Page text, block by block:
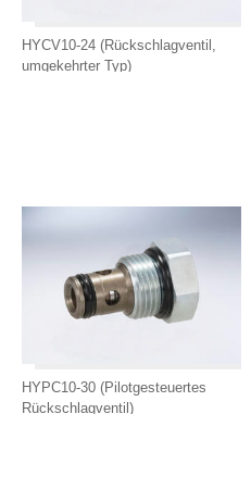
HYCV10-24 (Rückschlagventil,
umgekehrter Typ)
HYPC10-30 (Pilotgesteuertes
Rückschlagventil)